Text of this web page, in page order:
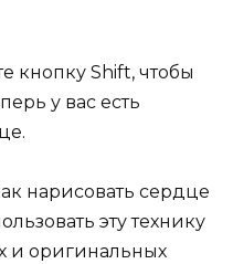
кнопку Shift, чтобы
у вас есть
нарисовать сердце
эту технику
и оригинальных